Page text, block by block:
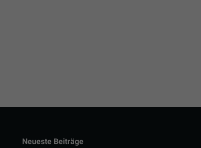
Neueste Beiträge